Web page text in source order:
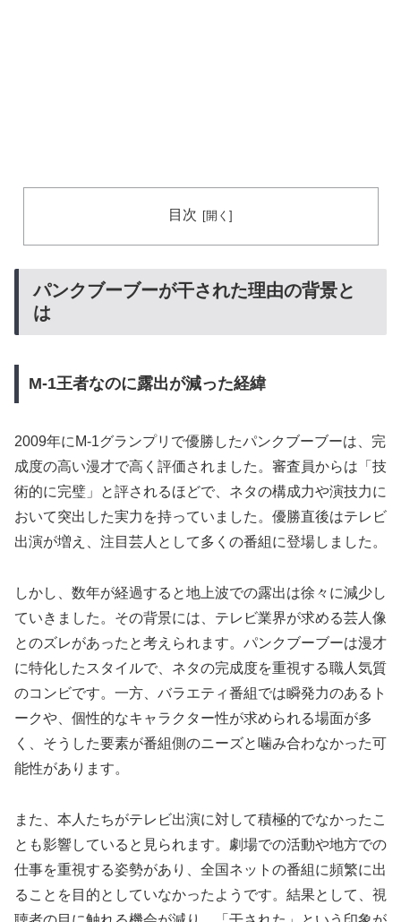
目次
パンクブーブーが干された理由の背景と
は
M-1王者なのに露出が減った経緯
2009年にM-1グランプリで優勝したパンクブーブーは、完
成度の高い漫才で高く評価されました。審査員からは「技
術的に完璧」と評されるほどで、ネタの構成力や演技力に
おいて突出した実力を持っていました。優勝直後はテレビ
出演が増え、注目芸人として多くの番組に登場しました。
しかし、数年が経過すると地上波での露出は徐々に減少し
ていきました。その背景には、テレビ業界が求める芸人像
とのズレがあったと考えられます。パンクブーブーは漫才
に特化したスタイルで、ネタの完成度を重視する職人気質
のコンビです。一方、バラエティ番組では瞬発力のあるト
ークや、個性的なキャラクター性が求められる場面が多
く、そうした要素が番組側のニーズと噛み合わなかった可
能性があります。
また、本人たちがテレビ出演に対して積極的でなかったこ
とも影響していると見られます。劇場での活動や地方での
仕事を重視する姿勢があり、全国ネットの番組に頻繁に出
ることを目的としていなかったようです。結果として、視